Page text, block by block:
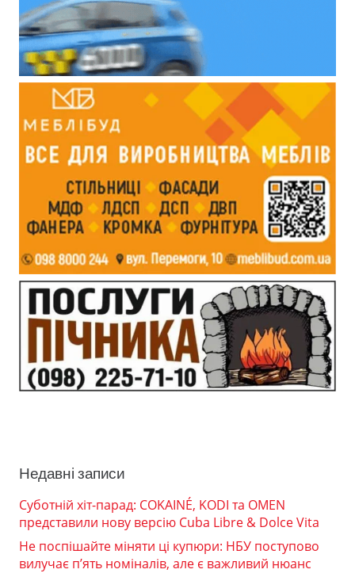
Недавні записи
Суботній хіт-парад: COKAINÉ, KODI та OMEN
представили нову версію Cuba Libre & Dolce Vita
Не поспішайте міняти ці купюри: НБУ поступово
вилучає п’ять номіналів, але є важливий нюанс